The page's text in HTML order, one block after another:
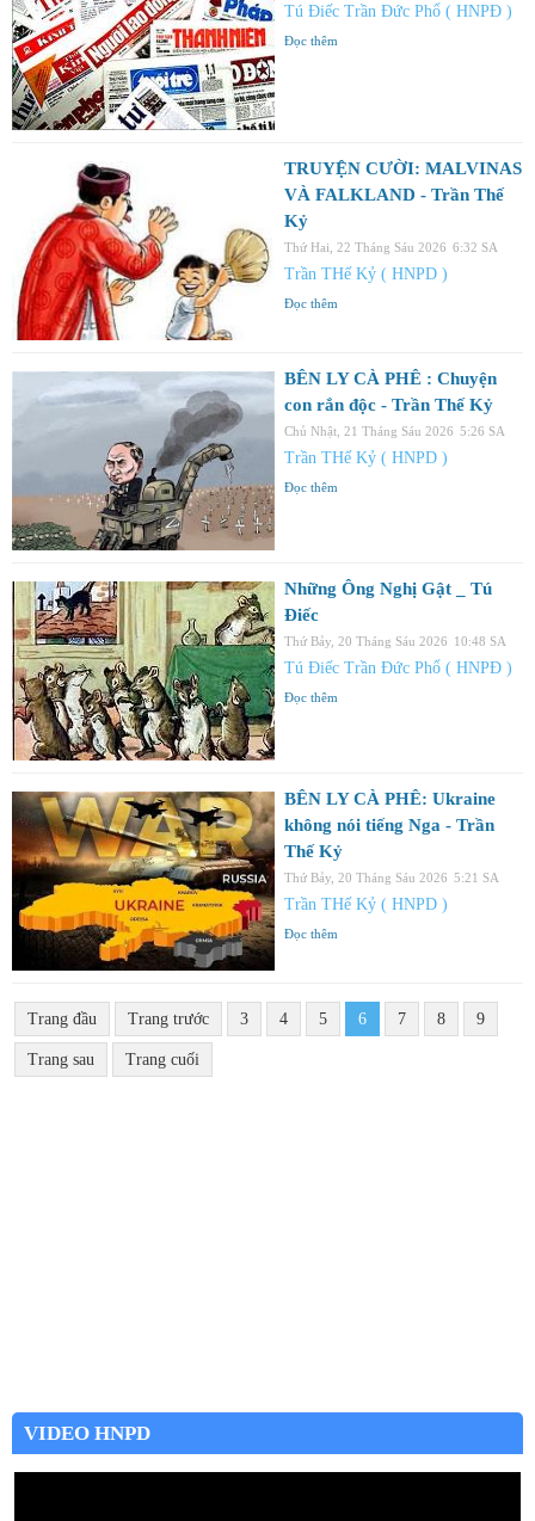
Tú Điếc Trần Đức Phổ ( HNPĐ )
Đọc thêm
TRUYỆN CƯỜI: MALVINAS
VÀ FALKLAND - Trần Thế
Kỷ
Thứ Hai, 22 Tháng Sáu 2026 6:32 SA
Trần THế Kỷ ( HNPD )
Đọc thêm
BÊN LY CÀ PHÊ : Chuyện
con rắn độc - Trần Thế Kỷ
Chủ Nhật, 21 Tháng Sáu 2026 5:26 SA
Trần THế Kỷ ( HNPD )
Đọc thêm
Những Ông Nghị Gật _ Tú
Điếc
Thứ Bảy, 20 Tháng Sáu 2026 10:48 SA
Tú Điếc Trần Đức Phổ ( HNPĐ )
Đọc thêm
BÊN LY CÀ PHÊ: Ukraine
không nói tiếng Nga - Trần
Thế Kỷ
Thứ Bảy, 20 Tháng Sáu 2026 5:21 SA
Trần THế Kỷ ( HNPD )
Đọc thêm
Trang đầu Trang trước 3 4 5 6 7 8 9
Trang sau Trang cuối
VIDEO HNPD